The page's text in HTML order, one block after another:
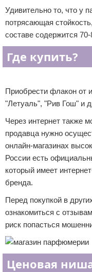
Удивительно то, что у
потрясающая
составе содержится
Где купить?
Приобрести флакон от
"Летуаль", "Рив Гош" и
Через интернет также
продавца нужно
онлайн-магазинах
России есть
который имеет
бренда.
Перед покупкой в
ознакомиться с
риск попасться
Ценовая